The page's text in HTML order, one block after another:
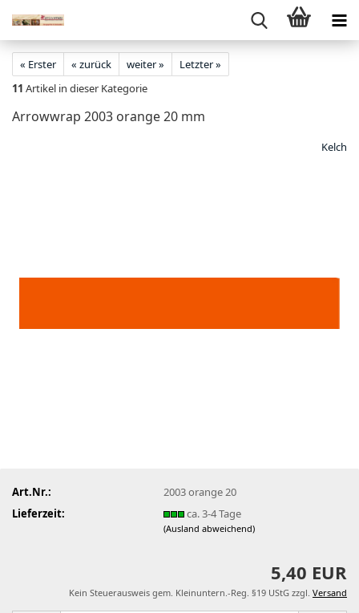
« Erster « zurück weiter »
Letzter »
11 Artikel in dieser Kategorie
Arrowwrap 2003 orange 20 mm
Kelch
Art.Nr.:
2003 orange 20
Lieferzeit:
ca. 3-4 Tage
(Ausland abweichend)
5,40 EUR
Kein Steuerausweis gem. Kleinuntern.-Reg. §19 UStG zzgl. Versand